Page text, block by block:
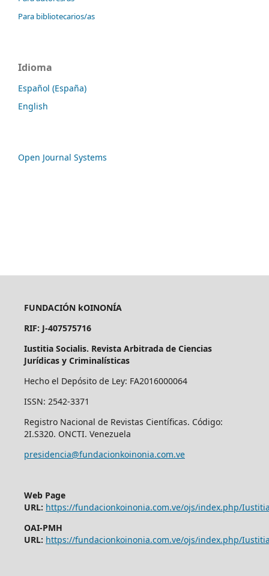
Para bibliotecarios/as
Idioma
Español (España)
English
Open Journal Systems
FUNDACIÓN kOINONÍA
RIF: J-407575716
Iustitia Socialis. Revista Arbitrada de Ciencias
Jurídicas y Criminalísticas
Hecho el Depósito de Ley: FA2016000064
ISSN: 2542-3371
Registro Nacional de Revistas Científicas. Código:
2I.S320. ONCTI. Venezuela
presidencia@fundacionkoinonia.com.ve
Web Page
URL: https://fundacionkoinonia.com.ve/ojs/index.php/
OAI-PMH
URL: https://fundacionkoinonia.com.ve/ojs/index.php/